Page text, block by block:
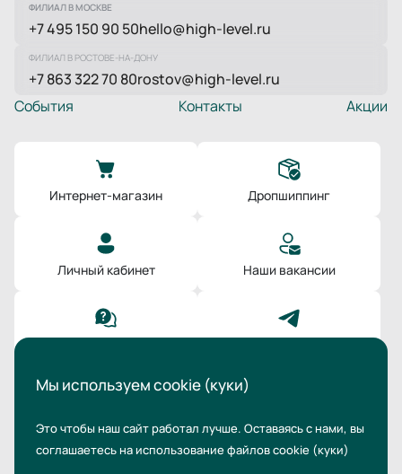
ФИЛИАЛ В МОСКВЕ
+7 495 150 90 50hello@high-level.ru
ФИЛИАЛ В РОСТОВЕ-НА-ДОНУ
+7 863 322 70 80rostov@high-level.ru
Акции
События Контакты
Интернет-магазин Дропшиппинг
Личный кабинет Наши вакансии
Мы используем cookie (куки)
Это чтобы наш сайт работал лучше. Оставаясь с нами, вы
соглашаетесь на использование файлов cookie (куки)